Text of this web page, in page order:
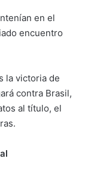
en el
encuentro
la victoria de
contra Brasil,
al título, el